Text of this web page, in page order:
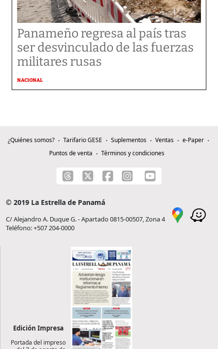
Panameño regresa al país tras
ser desvinculado de las fuerzas
militares rusas
NACIONAL
¿Quiénes somos? Tarifario GESE Suplementos Ventas
e-Paper
Puntos de venta
Términos y condiciones
© 2019 La Estrella de Panamá
C/ Alejandro A. Duque G. - Apartado 0815-00507, Zona 4
Teléfono: +507 204-0000
Edición Impresa
Portada del impreso